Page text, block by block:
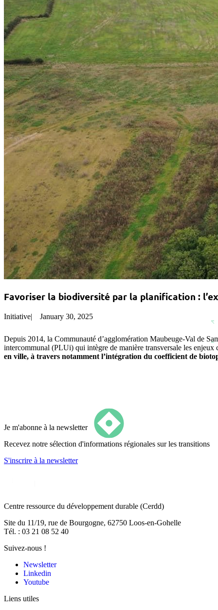
Favoriser la biodiversité par la planification :
Initiative| January 30, 2025
Depuis 2014, la Communauté d’agglomération Maubeuge-Val de
intercommunal (PLUi) qui intègre de manière transversale les
en ville, à travers notamment l’intégration du coefficient de
Je m'abonne à la newsletter
Recevez notre sélection d'informations régionales sur les transitions
S'inscrire à la newsletter
Centre ressource du développement durable (Cerdd)
Site du 11/19, rue de Bourgogne, 62750 Loos-en-Gohelle
Tél. : 03 21 08 52 40
Suivez-nous !
Newsletter
Linkedin
Youtube
Liens utiles